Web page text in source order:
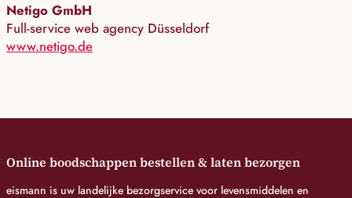
Netigo GmbH
Full-service web agency Düsseldorf
www.netigo.de
Online boodschappen bestellen & laten bezorgen
eismann is uw landelijke bezorgservice voor levensmiddelen en